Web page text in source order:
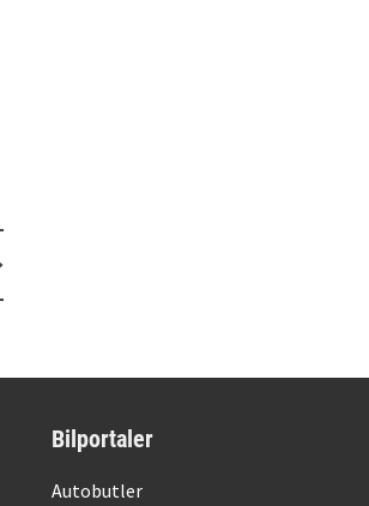
Bilportaler
Autobutler